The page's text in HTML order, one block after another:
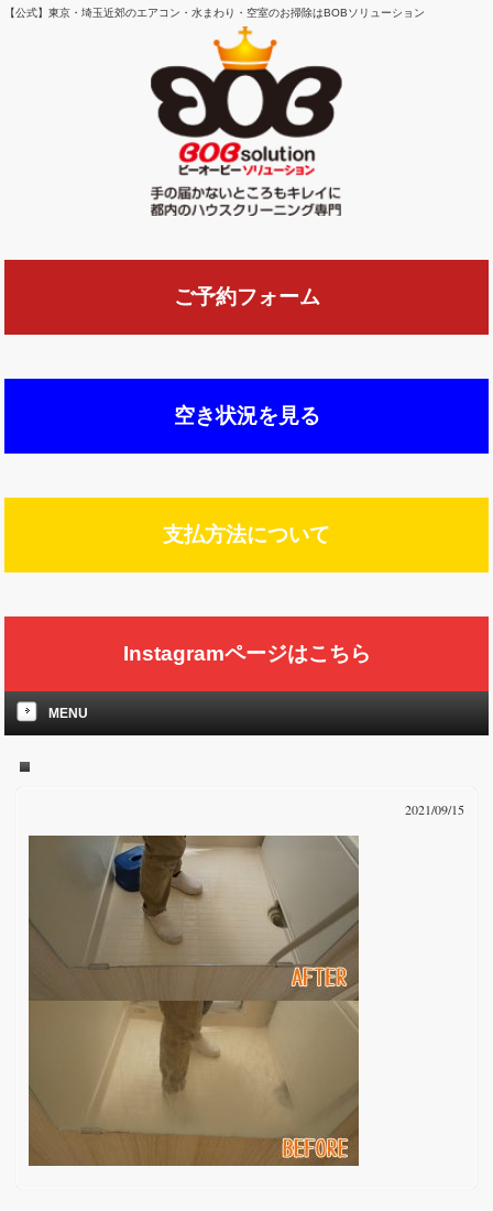
【公式】東京・埼玉近郊のエアコン・水まわり・空室のお掃除はBOBソリューション
ご予約フォーム
空き状況を見る
支払方法について
Instagramページはこちら
MENU
2021/09/15